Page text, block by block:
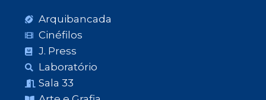
Arquibancada
Cinéfilos
J. Press
Laboratório
Sala 33